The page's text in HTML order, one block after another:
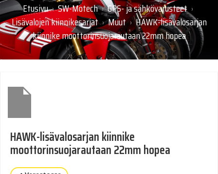
Etusivu › SW-Motech › GPS- ja sähkövarusteet ›
Lisävalojen kiinnikesarjat › Muut › HAWK-lisävalosarjan
kiinnike moottorinsuojarautaan 22mm hopea
HAWK-lisävalosarjan kiinnike
moottorinsuojarautaan 22mm hopea